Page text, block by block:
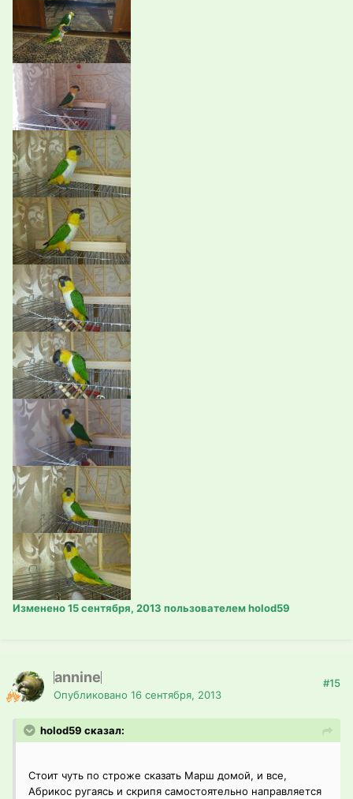
Изменено15 сентября, 2013 пользователем holod59
annine
Опубликовано 16 сентября, 2013
#15
holod59 сказал:
Стоит чуть по строже сказать Марш домой, и все,
Абрикос ругаясь и скрипя самостоятельно направляется